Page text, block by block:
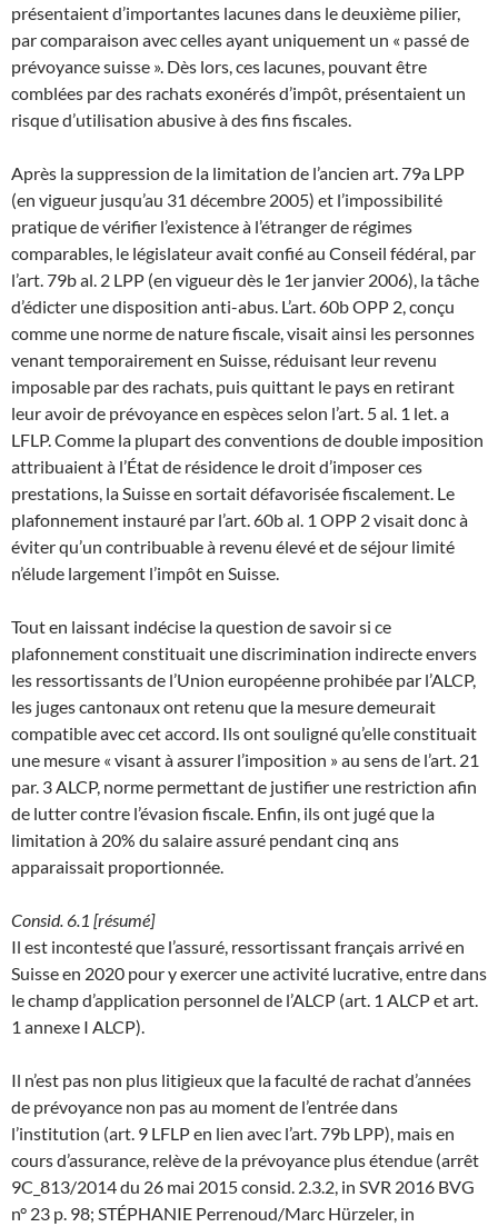
présentaient d’importantes lacunes dans le deuxième pilier,
par comparaison avec celles ayant uniquement un « passé de
prévoyance suisse ». Dès lors, ces lacunes, pouvant être
comblées par des rachats exonérés d’impôt, présentaient un
risque d’utilisation abusive à des fins fiscales.
Après la suppression de la limitation de l’ancien art. 79a LPP
(en vigueur jusqu’au 31 décembre 2005) et l’impossibilité
pratique de vérifier l’existence à l’étranger de régimes
comparables, le législateur avait confié au Conseil fédéral, par
l’art. 79b al. 2 LPP (en vigueur dès le 1er janvier 2006), la tâche
d’édicter une disposition anti-abus. L’art. 60b OPP 2, conçu
comme une norme de nature fiscale, visait ainsi les personnes
venant temporairement en Suisse, réduisant leur revenu
imposable par des rachats, puis quittant le pays en retirant
leur avoir de prévoyance en espèces selon l’art. 5 al. 1 let. a
LFLP. Comme la plupart des conventions de double imposition
attribuaient à l’État de résidence le droit d’imposer ces
prestations, la Suisse en sortait défavorisée fiscalement. Le
plafonnement instauré par l’art. 60b al. 1 OPP 2 visait donc à
éviter qu’un contribuable à revenu élevé et de séjour limité
n’élude largement l’impôt en Suisse.
Tout en laissant indécise la question de savoir si ce
plafonnement constituait une discrimination indirecte envers
les ressortissants de l’Union européenne prohibée par l’ALCP,
les juges cantonaux ont retenu que la mesure demeurait
compatible avec cet accord. Ils ont souligné qu’elle constituait
une mesure « visant à assurer l’imposition » au sens de l’art. 21
par. 3 ALCP, norme permettant de justifier une restriction afin
de lutter contre l’évasion fiscale. Enfin, ils ont jugé que la
limitation à 20% du salaire assuré pendant cinq ans
apparaissait proportionnée.
Consid. 6.1 [résumé]
Il est incontesté que l’assuré, ressortissant français arrivé en
Suisse en 2020 pour y exercer une activité lucrative, entre dans
le champ d’application personnel de l’ALCP (art. 1 ALCP et art.
1 annexe I ALCP).
Il n’est pas non plus litigieux que la faculté de rachat d’années
de prévoyance non pas au moment de l’entrée dans
l’institution (art. 9 LFLP en lien avec l’art. 79b LPP), mais en
cours d’assurance, relève de la prévoyance plus étendue (arrêt
9C_813/2014 du 26 mai 2015 consid. 2.3.2, in SVR 2016 BVG
n° 23 p. 98; STÉPHANIE Perrenoud/Marc Hürzeler, in